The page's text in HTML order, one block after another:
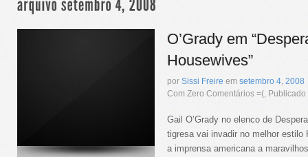
O’Grady em
Housewives”
por Sissi Freire em setembro 4, 2008
Com Zero Comentários =(,
Gail O’Grady no elenco de
tigresa vai invadir no melhor estilo
a imprensa americana a